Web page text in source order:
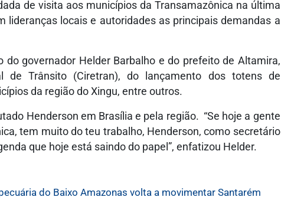
de visita aos municípios da Transamazônica na última
lideranças locais e autoridades as principais demandas a
governador Helder Barbalho e do prefeito de Altamira,
de Trânsito (Ciretran), do lançamento dos totens de
da região do Xingu, entre outros.
Henderson em Brasília e pela região. “Se hoje a gente
tem muito do teu trabalho, Henderson, como secretário
que hoje está saindo do papel”, enfatizou Helder.
do Baixo Amazonas volta a movimentar Santarém